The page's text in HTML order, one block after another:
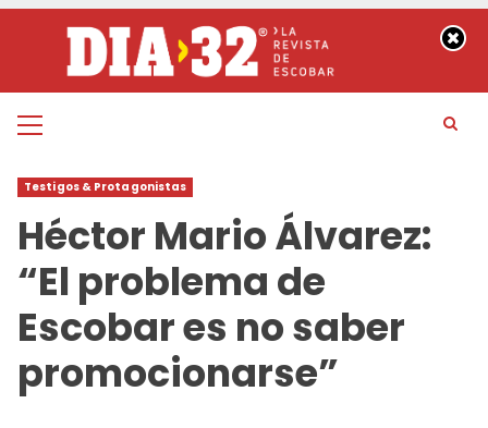
contenido
Menú
Testigos & Protagonistas
Héctor Mario Álvarez:
“El problema de
Escobar es no saber
promocionarse”